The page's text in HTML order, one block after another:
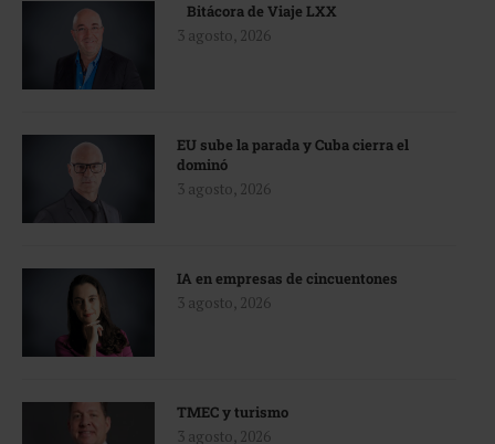
Bitácora de Viaje LXX
3 agosto, 2026
EU sube la parada y Cuba cierra el
dominó
3 agosto, 2026
IA en empresas de cincuentones
3 agosto, 2026
TMEC y turismo
3 agosto, 2026